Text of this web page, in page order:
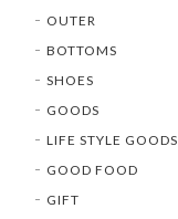
OUTER
BOTTOMS
SHOES
GOODS
LIFE STYLE GOODS
GOOD FOOD
GIFT